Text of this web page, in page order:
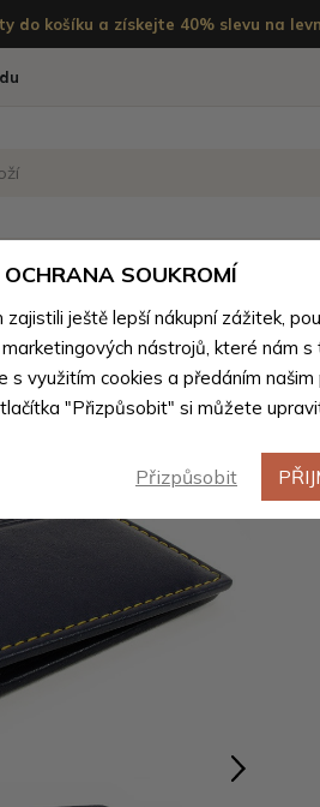
do košíku a získejte 40% slevu na
peněženky podle materiálu >
SOUKROMÍ
zajistili ještě lepší nákupní zážitek,
nástrojů, které nám
s využitím cookies a předáním
"Přizpůsobit" si můžete
Přizpůsobit